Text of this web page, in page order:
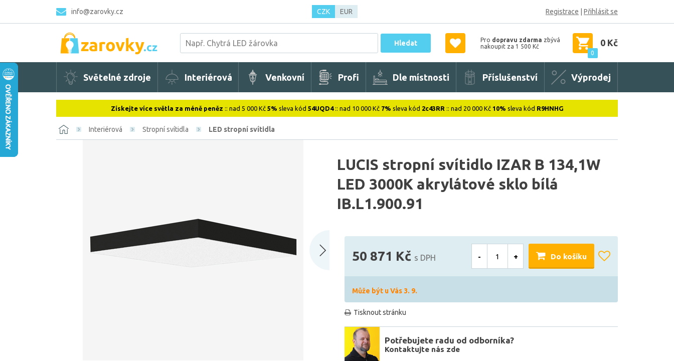
info@zarovky.cz CZK EUR Registrace Přihlásit se
Hledat Pro dopravu zdarma zbývá
nakoupit za 1 500 Kč
0
0 Kč
Světelné zdroje Interiérová Venkovní Profi Dle místnosti Příslušenství Výprodej
Získejte více světla za méně peněz :: nad 5 000 Kč 5% sleva kód 54UQD4:: nad 10 000 Kč 7% sleva kód 2c43RR :: nad 20 000 Kč 10% sleva kód R9HNHG
Interiérová Stropní svítidla LED stropní svítidla
LUCIS stropní svítidlo IZAR B 134,1W
LED 3000K akrylátové sklo bílá
IB.L1.900.91
50 871 Kč s DPH - + Do košíku
Může být u Vás 3. 9.
Tisknout stránku
Potřebujete radu od odborníka?
Kontaktujte nás zde